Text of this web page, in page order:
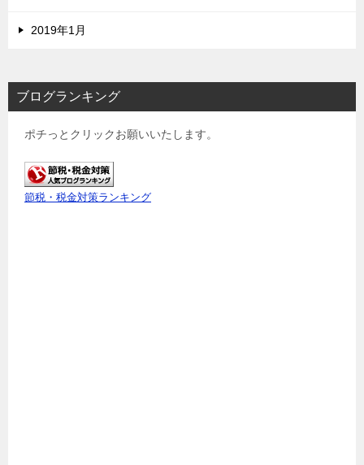
2019年1月
ブログランキング
ポチっとクリックお願いいたします。
節税・税金対策ランキング